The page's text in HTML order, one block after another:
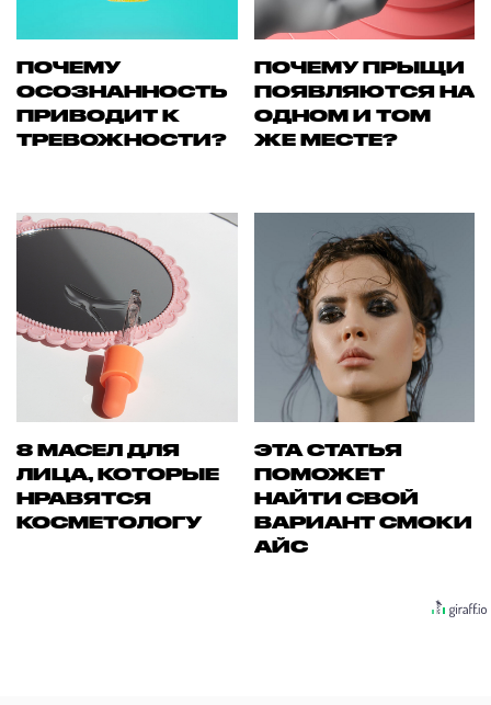
ПОЧЕМУ
ОСОЗНАННОСТЬ
ПРИВОДИТ К
ТРЕВОЖНОСТИ?
ПОЧЕМУ ПРЫЩИ
ПОЯВЛЯЮТСЯ НА
ОДНОМ И ТОМ
ЖЕ МЕСТЕ?
8 МАСЕЛ ДЛЯ
ЛИЦА, КОТОРЫЕ
НРАВЯТСЯ
КОСМЕТОЛОГУ
ЭТА СТАТЬЯ
ПОМОЖЕТ
НАЙТИ СВОЙ
ВАРИАНТ СМОКИ
АЙС